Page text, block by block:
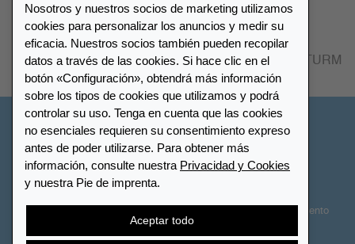
Lista de distribuidores
Encuentre su distribuidor más cercano LEUCHTTURM
Nosotros y nuestros socios de marketing utilizamos
cookies para personalizar los anuncios y medir su
eficacia. Nuestros socios también pueden recopilar
datos a través de las cookies. Si hace clic en el
botón «Configuración», obtendrá más información
sobre los tipos de cookies que utilizamos y podrá
controlar su uso. Tenga en cuenta que las cookies
no esenciales requieren su consentimiento expreso
antes de poder utilizarse. Para obtener más
información, consulte nuestra Privacidad y Cookies
y nuestra Pie de imprenta.
Aceptar todo
Configuración de cookies Privacidad y Cookies
Declaración de accesibilidad
Derecho de desistimiento